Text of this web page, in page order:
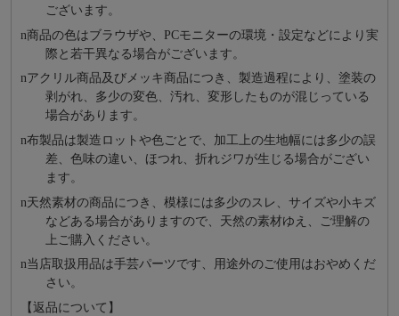
ございます。
n商品の⾊はブラウザや、PCモニターの環境・設定などにより実
際と若⼲異なる場合がございます。
nアクリル商品及びメッキ商品につき、製造過程により、塗装の
剥がれ、多少の変色、汚れ、変形したものが混じっている
場合があります。
n布製品は製造ロットや色ごとで、加工上の生地幅には多少の誤
差、色味の違い、ほつれ、折れジワが生じる場合がござい
ます。
n天然素材の商品につき、模様には多少のスレ、サイズや小キズ
などある場合がありますので、天然の素材ゆえ、ご理解の
上ご購入ください。
n当店取扱用品は⼿芸パーツです、⽤途外のご使⽤はおやめくだ
さい。
【返品について】